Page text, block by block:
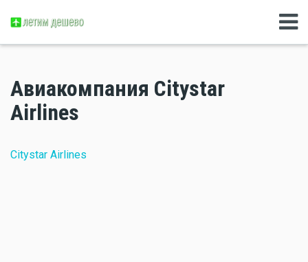
Авиакомпания Citystar
Airlines
Citystar Airlines